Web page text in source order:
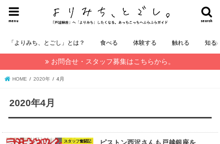
search
menu
「よりみち、とごし」とは？ 食べる 体験する 触れる 知る
お問合せ・スタッフ募集はこちらから。
HOME 2020年 4月
2020年4月
スタッフ奮闘記
ピストン西沢さんも戸越銀座を